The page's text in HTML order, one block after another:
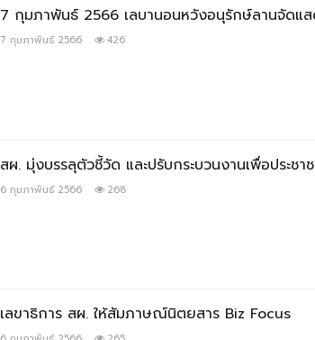
7 กุมภาพันธ์ 2566 เลบานอนหวังอนุรักษ์ลานจัดแส
7 กุมภาพันธ์ 2566 426
สผ. มุ่งบรรลุตัวชี้วัด และปรับกระบวนงานเพื่อประชา
6 กุมภาพันธ์ 2566 268
เลขาธิการ สผ. ให้สัมภาษณ์นิตยสาร Biz Focus